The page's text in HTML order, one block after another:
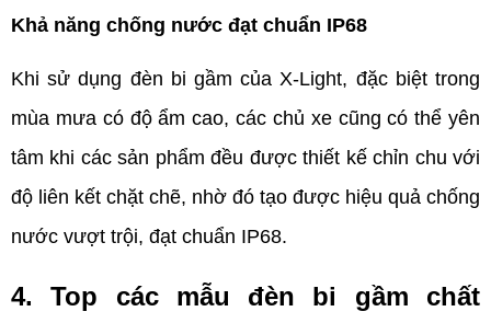
Khả năng chống nước đạt chuẩn IP68
Khi sử dụng đèn bi gầm của X-Light, đặc biệt trong
mùa mưa có độ ẩm cao, các chủ xe cũng có thể yên
tâm khi các sản phẩm đều được thiết kế chỉn chu với
độ liên kết chặt chẽ, nhờ đó tạo được hiệu quả chống
nước vượt trội, đạt chuẩn IP68.
4. Top các mẫu đèn bi gầm chất